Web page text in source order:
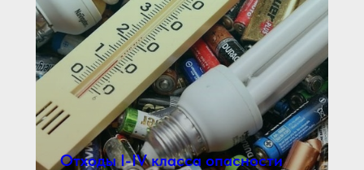
Отходы I-IV класса опасности